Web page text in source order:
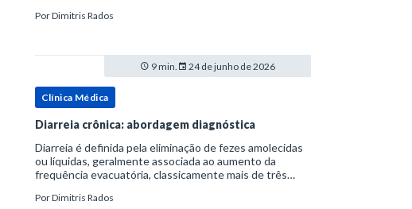
dentro do espectro da doença do refluxo gastr
PorDimitris Rados
9 min. 24 de junho de 2026
Clínica Médica
Diarreia crônica: abordagem diagnóstica
Diarreia é definida pela eliminação de fezes amolecidas
ou líquidas, geralmente associada ao aumento da
frequência evacuatória, classicamente mais de três
prática, a consistência das fezes costuma s
PorDimitris Rados